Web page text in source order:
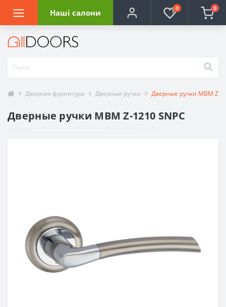
Наші салони 0 0
Дверная фурнитура Дверные ручки Дверные ручки МВМ Z-
Дверные ручки МВМ Z-1210 SNPC